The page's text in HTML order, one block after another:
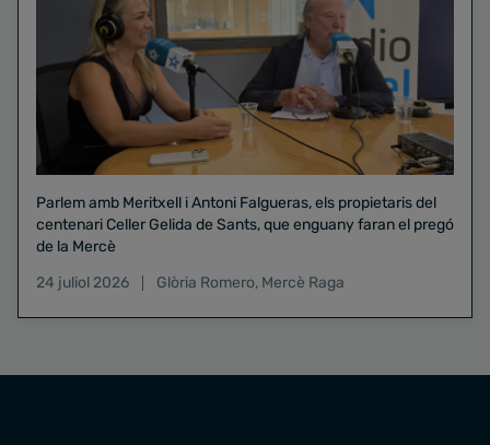
Parlem amb Meritxell i Antoni Falgueras, els propietaris del
centenari Celler Gelida de Sants, que enguany faran el pregó
de la Mercè
24 juliol 2026
Glòria Romero, Mercè Raga